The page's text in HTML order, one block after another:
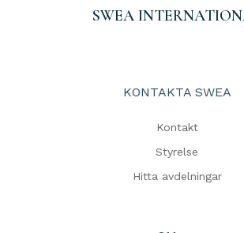
SWEA
KONTAKTA SWEA
Kontakt
Styrelse
Hitta avdelningar